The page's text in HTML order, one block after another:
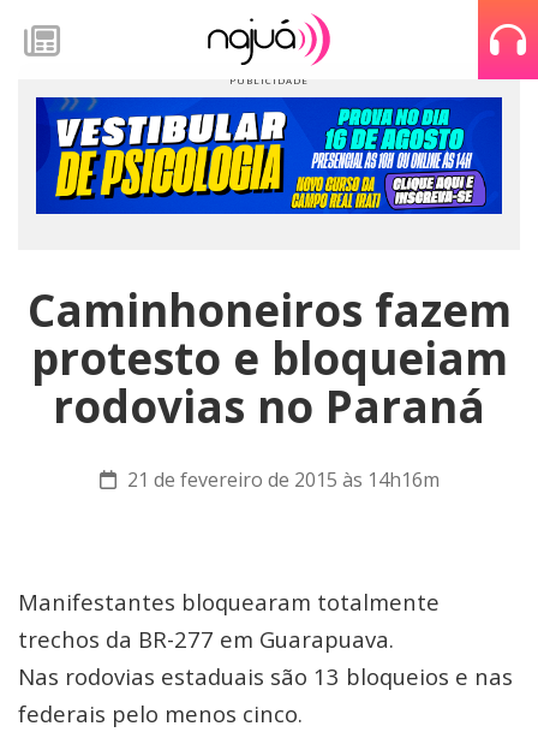
Caminhoneiros fazem
protesto e bloqueiam
rodovias no Paraná
21 de fevereiro de 2015 às 14h16m
Manifestantes bloquearam totalmente
trechos da BR-277 em Guarapuava.
Nas rodovias estaduais são 13 bloqueios e nas
federais pelo menos cinco.